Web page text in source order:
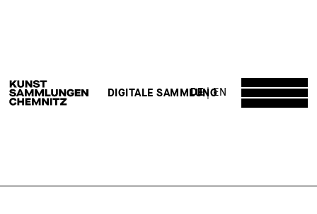
DE EN
DIGITALE SAMMLUNG